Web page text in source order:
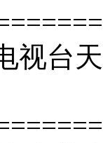
视台